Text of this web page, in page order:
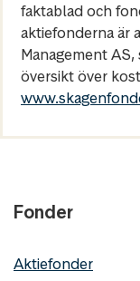
faktablad och
aktiefonderna är
Management
översikt över
Fonder
Aktiefonder